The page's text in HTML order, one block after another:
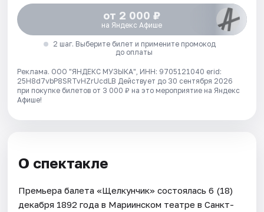
от 2 000 ₽
на Яндекс Афише
2 шаг. Выберите билет и примените промокод
до оплаты
Реклама. ООО "ЯНДЕКС МУЗЫКА", ИНН: 9705121040 erid:
25H8d7vbP8SRTvHZrUcdLB Действует до 30 сентября 2026
при покупке билетов от 3 000 ₽ на это мероприятие на Яндекс
Афише!
О спектакле
Премьера балета «Щелкунчик» состоялась 6 (18)
декабря 1892 года в Мариинском театре в Санкт-